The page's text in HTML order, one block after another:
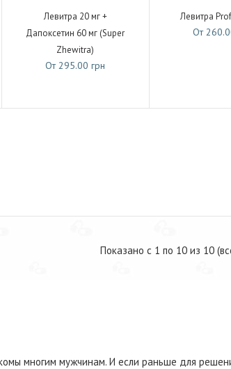
Левитра 20 мг +
Дапоксетин 60 мг (Super
Zhewitra)
От 295.00 грн
Левитра
От
Показано с 1 по 10 из 10
многим мужчинам. И если раньше для